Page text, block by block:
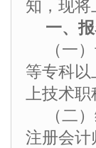
知，现将
一、
（一
等专科
上技术职
（二
注册会计